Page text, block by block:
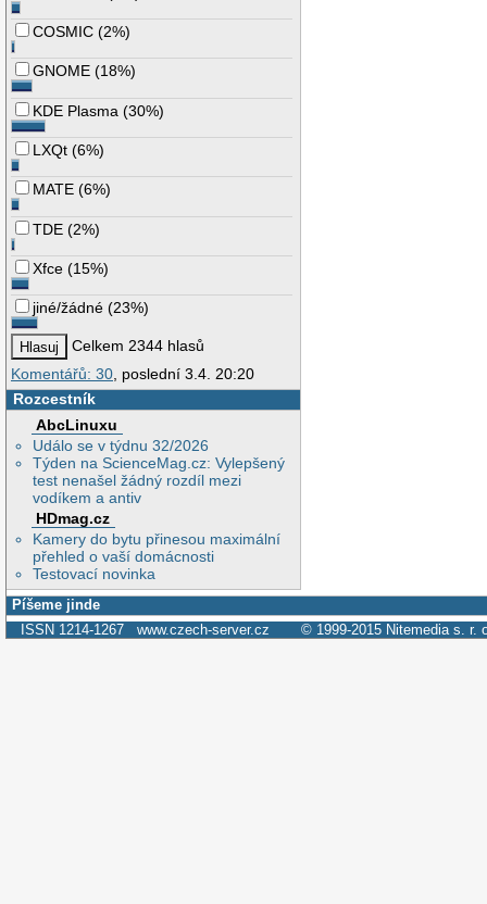
COSMIC (2%)
GNOME (18%)
KDE Plasma (30%)
LXQt (6%)
MATE (6%)
TDE (2%)
Xfce (15%)
jiné/žádné (23%)
Celkem 2344 hlasů
Komentářů: 30 , poslední 3.4. 20:20
Rozcestník
AbcLinuxu
Událo se v týdnu 32/2026
Týden na ScienceMag.cz: Vylepšený
test nenašel žádný rozdíl mezi
vodíkem a antiv
HDmag.cz
Kamery do bytu přinesou maximální
přehled o vaší domácnosti
Testovací novinka
Píšeme jinde
ISSN 1214-1267 www.czech-server.cz © 1999-2015 Nitemedia s. r.